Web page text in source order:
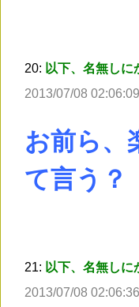
20: 以下、名無し
2013/07/08 02:06:09
お前ら、
て言う？
21: 以下、名無し
2013/07/08